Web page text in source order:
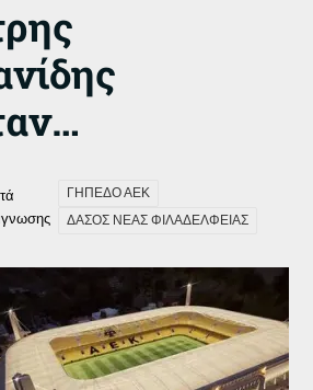
ΓΗΠΕΔΟ ΑΕΚ
ΔΑΣΟΣ ΝΕΑΣ ΦΙΛΑΔΕΛΦΕΙΑΣ